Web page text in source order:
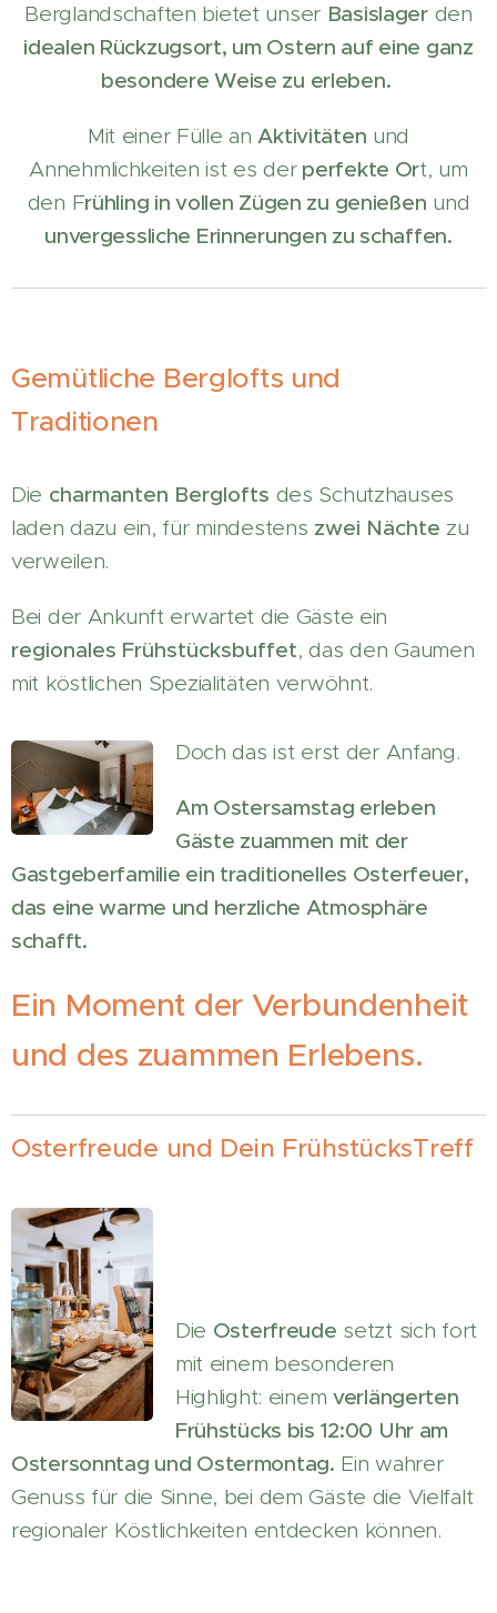
Berglandschaften bietet unser Basislagerden
idealen Rückzugsort, um Ostern auf eine ganz
besondere Weise zu erleben.
Mit einer Fülle anAktivitäten und
Annehmlichkeiten ist es derperfekte Ort, um
den Frühling in vollen Zügen zu genießen und
unvergessliche Erinnerungen zu schaffen.
Gemütliche Berglofts und
Traditionen
Die charmanten Berglofts des Schutzhauses
laden dazu ein, für mindestens zwei Nächte zu
verweilen.
Bei der Ankunft erwartet die Gäste ein
regionales Frühstücksbuffet, das den Gaumen
mit köstlichen Spezialitäten verwöhnt.
Doch das ist erst der Anfang.
Am Ostersamstag erleben
Gäste zuammen mit der
Gastgeberfamilie ein traditionelles Osterfeuer,
das eine warme und herzliche Atmosphäre
schafft.
Ein Moment der Verbundenheit
und des zuammen Erlebens.
Osterfreude und Dein FrühstücksTreff
Die Osterfreude setzt sich fort
mit einem besonderen
Highlight: einem verlängerten
Frühstücks bis 12:00 Uhr am
Ostersonntag und Ostermontag. Ein wahrer
Genuss für die Sinne, bei dem Gäste die Vielfalt
regionaler Köstlichkeiten entdecken können.